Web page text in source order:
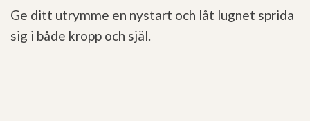
Ge ditt utrymme en nystart och låt lugnet sprida
sig i både kropp och själ.